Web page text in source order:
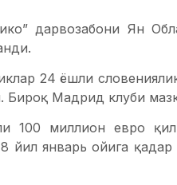
дарвозабони Ян
24 ёшли
Бироқ Мадрид клуби
100 миллион евро
йил январь ойига